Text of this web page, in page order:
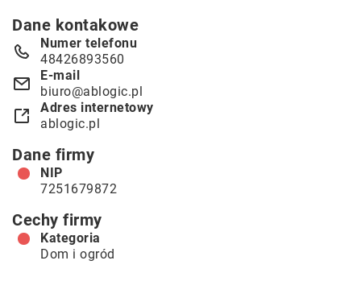
Dane kontakowe
Numer telefonu
48426893560
E-mail
biuro@ablogic.pl
Adres internetowy
ablogic.pl
Dane firmy
NIP
7251679872
Cechy firmy
Kategoria
Dom i ogród